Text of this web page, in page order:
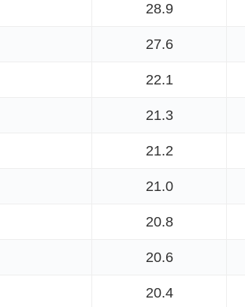
28.9
27.6
22.1
21.3
21.2
21.0
20.8
20.6
20.4